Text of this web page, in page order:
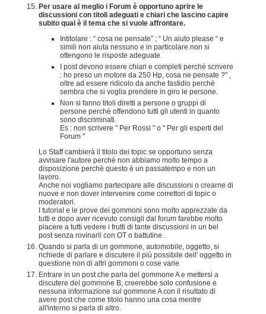
Per usare al meglio i Forum è opportuno aprire le
discussioni con titoli adeguati e chiari che lascino capire
subito qual è il tema che si vuole affrontare.
Intitolare : “ cosa ne pensate” ; “ Un aiuto please “ e
simili non aiuta nessuno e in particolare non si
ottengono le risposte adeguate.
I post devono essere chiari e completi perchè scrivere
: ho preso un motore da 250 Hp, cosa ne pensate ?" ,
oltre ad essere ridicolo da anche fastidio perchè
sembra che si voglia prendere in giro le persone.
Non si fanno titoli diretti a persone o gruppi di
persone perchè offendono tutti gli utenti in quanto
sono discriminati.
Es : non scrivere " Per Rossi " o " Per gli esperti del
Forum "
Lo Staff cambierà il titolo dei topic se opportuno senza
avvisare l'autore perchè non abbiamo molto tempo a
disposizione perchè questo è un passatempo e non un
lavoro.
Anche noi vogliamo partecipare alle discussioni o crearne di
nuove e non dover intervenire come correttori di topic o
moderatori.
I tutorial e le prove dei gommoni sono molto apprezzate da
tutti e dopo aver ricevuto consigli dal forum farebbe molto
piacere a tutti vedere i frutti di tante discussioni in un bel
post senza rovinarli con OT o battutine .
Quando si parla di un gommone, automobile, oggetto, si
richiede di parlare e discutere il più possibile dell' oggetto in
questione non di altri gommoni o cose varie
Entrare in un post che parla del gommone A e mettersi a
discutere del gommone B, creerebbe solo confusione e
nessuna informazione sul gommone A con il risultato di
avere post che come titolo hanno una cosa mentre
all'interno si parla di altro.